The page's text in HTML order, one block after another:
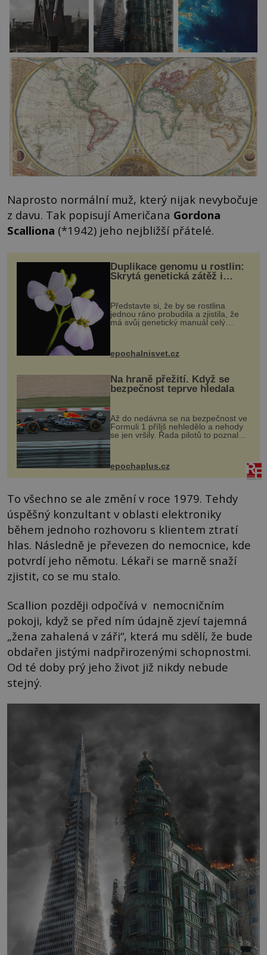
Naprosto normální muž, který nijak nevybočuje
z davu. Tak popisují Američana Gordona
Scalliona (*1942) jeho nejbližší přátelé.
Duplikace genomu u rostlin:
Skrytá genetická zátěž i
Představte si, že by se rostlina
jednou ráno probudila a zjistila, že
má svůj genetický manuál celý
vstupenka...
epochalnisvet.cz
Na hraně přežití. Když se
bezpečnost teprve hledala
Až do nedávna se na bezpečnost ve
Formuli 1 příliš nehledělo a nehody
se jen vršily. Řada pilotů to poznala
na vlastní kůži, často s trvalými
následky nebo bohužel i ztrátou
života. Dnes nepochopiteln...
epochaplus.cz
To všechno se ale změní v roce 1979. Tehdy
úspěšný konzultant v oblasti elektroniky
během jednoho rozhovoru s klientem ztratí
hlas. Následně je převezen do nemocnice, kde
potvrdí jeho němotu. Lékaři se marně snaží
zjistit, co se mu stalo.
Scallion později odpočívá v nemocničním
pokoji, když se před ním údajně zjeví tajemná
„žena zahalená v záři“, která mu sdělí, že bude
obdařen jistými nadpřirozenými schopnostmi.
Od té doby prý jeho život již nikdy nebude
stejný.